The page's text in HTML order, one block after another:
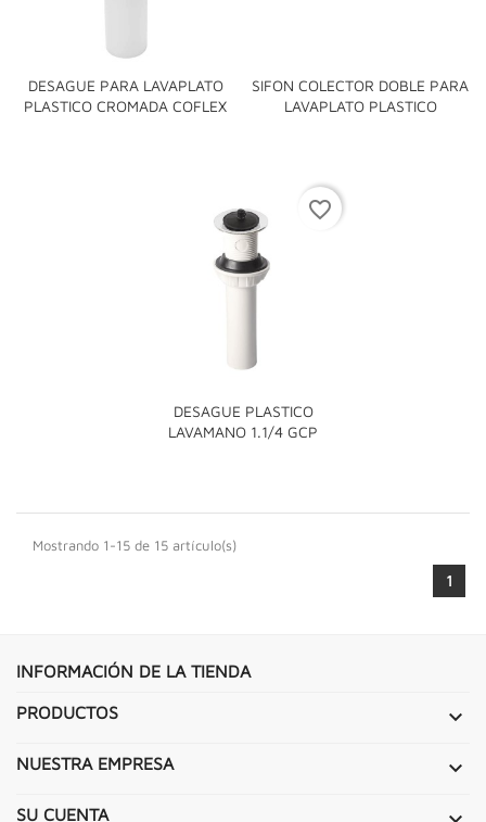
DESAGUE PARA LAVAPLATO
PLASTICO CROMADA COFLEX
SIFON COLECTOR DOBLE PARA
LAVAPLATO PLASTICO
DESAGUE PLASTICO
LAVAMANO 1.1/4 GCP
favorite_border
Mostrando 1-15 de 15 artículo(s)
1
INFORMACIÓN DE LA TIENDA
PRODUCTOS 
NUESTRA EMPRESA 
SU CUENTA